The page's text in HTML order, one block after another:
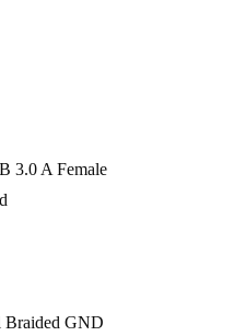
3.0 A Female
Braided GND